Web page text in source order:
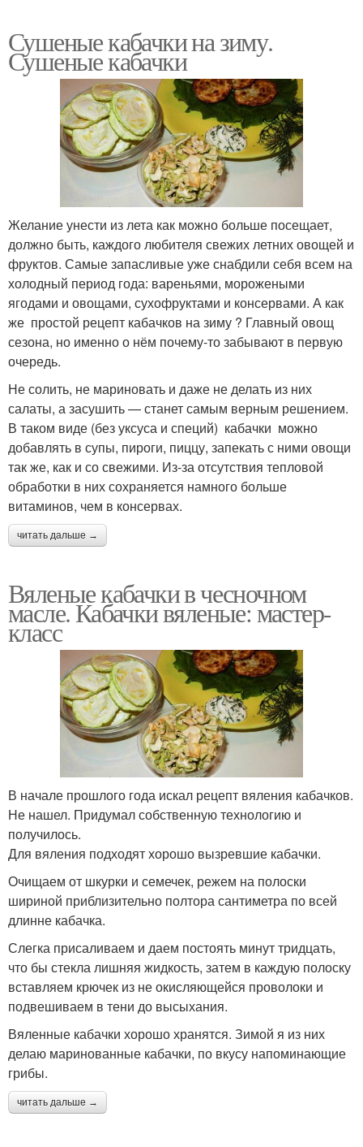
Сушеные кабачки на зиму.
Сушеные кабачки
Желание унести из лета как можно больше посещает,
должно быть, каждого любителя свежих летних овощей и
фруктов. Самые запасливые уже снабдили себя всем на
холодный период года: вареньями, морожеными
ягодами и овощами, сухофруктами и консервами. А как
же простой рецепт кабачков на зиму ? Главный овощ
сезона, но именно о нём почему-то забывают в первую
очередь.
Не солить, не мариновать и даже не делать из них
салаты, а засушить — станет самым верным решением.
В таком виде (без уксуса и специй) кабачки можно
добавлять в супы, пироги, пиццу, запекать с ними овощи
так же, как и со свежими. Из-за отсутствия тепловой
обработки в них сохраняется намного больше
витаминов, чем в консервах.
читать дальше →
Вяленые кабачки в чесночном
масле. Кабачки вяленые: мастер-
класс
В начале прошлого года искал рецепт вяления кабачков.
Не нашел. Придумал собственную технологию и
получилось.
Для вяления подходят хорошо вызревшие кабачки.
Очищаем от шкурки и семечек, режем на полоски
шириной приблизительно полтора сантиметра по всей
длинне кабачка.
Слегка присаливаем и даем постоять минут тридцать,
что бы стекла лишняя жидкость, затем в каждую полоску
вставляем крючек из не окисляющейся проволоки и
подвешиваем в тени до высыхания.
Вяленные кабачки хорошо хранятся. Зимой я из них
делаю маринованные кабачки, по вкусу напоминающие
грибы.
читать дальше →